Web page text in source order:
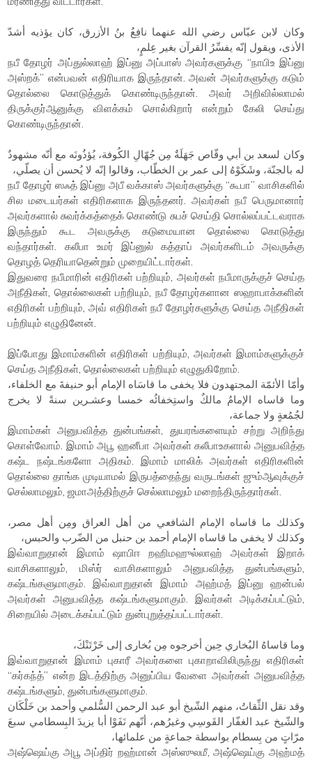
وكان لابن عبّاس رضي الله عنهما نافِعُ بنُ الأزرق، كان يؤذيه أشدّ
الأذى، ويقول إنّه يفسِّرُ القرآن بغير عِلمٍ،
நபீ தோழர் அப்துல்லாஹ் இப்னு அப்பாஸ் அவர்களுக்கு “நாபிஉ இப்னு
அஸ்றக்” என்பவன் எதிரியாக இருந்தான். அவன் அவர்களுக்கு கடும்
தொல்லை கொடுத்துக் கொண்டிருந்தான். அவர் அறிவில்லாமல்
திருக்குர்ஆனுக்கு விளக்கம் சொல்கிறார் என்றும் கேலி செய்து
கொண்டிருந்தான்.
وكان لسعد بن أبي وقّاص جَهَلَةٌ مِن جُهّالِ الكُوفة، يُؤذُونَه مع أنّه مشهودٌ
له بالجنّة، وشَكَوْهُ إلى عمر بن الخطّاب، وقالوا إنّه لا يُحسن أن يصلّي،
நபீ தோழர் ஸஃத் இப்னு அபீ வக்காஸ் அவர்களுக்கு “கூபா” வாசிகளில்
சில மடையர்கள் எதிரிகளாக இருந்தனர். அவர்கள் நபீ பெருமானார்
அவர்களால் சுவர்க்கத்தைக் கொண்டு சுபச் செய்தி சொல்லப்பட்டவராக
இருந்தும் கூட அவருக்கு கடுமையான தொல்லை கொடுத்து
வந்தார்கள். கலீபா உமர் இப்னுல் கத்தாப் அவர்களிடம் அவருக்கு
தொழத் தெரியாதென்றும் முறையிட்டார்கள்.
இதுவரை நபீமாரின் எதிரிகள் பற்றியும், அவர்கள் நபீமாருக்குச் செய்த
அநீதிகள், தொல்லைகள் பற்றியும், நபீ தோழர்களான ஸஹாபாக்களின்
எதிரிகள் பற்றியும், அவ் எதிரிகள் நபீ தோழர்களுக்கு செய்த அநீதிகள்
பற்றியும் எழுதினேன்.
இப்போது இமாம்களின் எதிரிகள் பற்றியும், அவர்கள் இமாம்களுக்குச்
செய்த அநீதிகள், தொல்லைகள் பற்றியும் எழுதுகிறோம்.
وأمّا الأئمّة المجتهدون فلا يخفى ما قاسَاه الإمام أبو حنيفةَ مع الخلفاء،
وما قاساه الإمامُ مالكٌ واستِخفائُه خمسا وعشـرين سنةً لا يخرج
لجُمُعةٍ ولا جماعة،
இமாம்கள் அனுபவித்த துன்பங்கள், துயரங்களையும் சற்று அறிந்து
கொள்வோம். இமாம் அபூ ஹனீபா அவர்கள் கலீபாஉகளால் அனுபவித்த
கஷ்ட நஷ்டங்களோ அதிகம். இமாம் மாலிக் அவர்கள் எதிரிகளின்
தொல்லை தாங்க முடியாமல் இருபத்தைந்து வருடங்கள் ஜும்ஆவுக்குச்
செல்லாமலும், ஜமாஅத்திற்குச் செல்லாமலும் மறைந்திருந்தார்கள்.
وكذلك ما قاساه الإمام الشافعي من أهل العراق ومِن أهل مصر،
وكذلك لا يخفى ما قاساه الإمام أحمد بن حنبل من الضّرب والحبس،
இவ்வாறுதான் இமாம் ஷாபிஈ றஹிமஹுல்லாஹ் அவர்கள் இறாக்
வாசிகளாலும், மிஸ்ர் வாசிகளாலும் அனுபவித்த துன்பங்களும்,
கஷ்டங்களுமாகும். இவ்வாறுதான் இமாம் அஹ்மத் இப்னு ஹன்பல்
அவர்கள் அனுபவித்த கஷ்டங்களுமாகும். இவர்கள் அடிக்கப்பட்டும்,
சிறையில் அடைக்கப்பட்டும் துன்புறுத்தப்பட்டார்கள்.
وما قاساهُ البُخاري حِين أخرجوه مِن بُخارى إلى خَرْتَنْكَ،
இவ்வாறுதான் இமாம் புகாரீ அவர்களை புகாறாவிலிருந்து எதிரிகள்
“கர்கந்த்” என்ற இடத்திற்கு அனுப்பிய வேளை அவர்கள் அனுபவித்த
கஷ்டங்களும், துன்பங்களுமாகும்.
وقد نقل الثِّقاتُ، منهم الشّيخ أبو عبد الرحمن السُّلمي وأحمد بن خَلْكَان
والشّيخ عبد الغفّار القَوسِي وغيرُهم، أنّهم نَفَوْا أبا يزيدَ البِسطامي سبعَ
مرّاتٍ من بِسطام بواسطة جماعةٍ من علمائها،
அஷ்ஷெய்கு அபூ அப்திர் றஹ்மான் அஸ்ஸுலமீ, அஷ்ஷெய்கு அஹ்மத்